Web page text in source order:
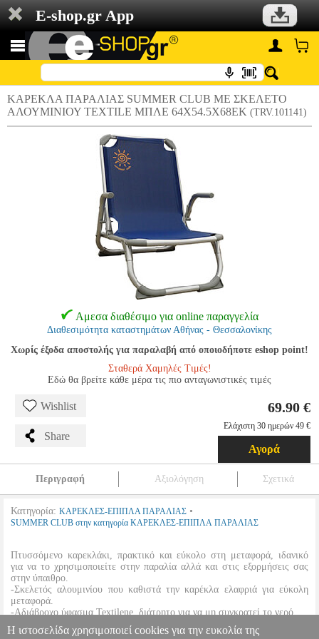
E-shop.gr App
ΚΑΡΕΚΛΑ ΠΑΡΑΛΙΑΣ SUMMER CLUB ME ΣΚΕΛΕΤΟ
ΑΛΟΥΜΙΝΙΟΥ TEXTILE ΜΠΛΕ 64X54.5X68ΕΚ (TRV.101141)
Αμεσα διαθέσιμο για online παραγγελία
Διαθεσιμότητα καταστημάτων Αθήνας - Θεσσαλονίκης
Χωρίς έξοδα αποστολής για παραλαβή από οποιοδήποτε eshop point!
Σταθερά Χαμηλές Τιμές!
Εδώ θα βρείτε κάθε μέρα τις πιο ανταγωνιστικές τιμές
Wishlist
Share
69.90 €
Ελάχιστη 30 ημερών 49 €
Αγορά
Περιγραφή Αξιολόγηση Σχετικά
Κατηγορία: ΚΑΡΕΚΛΕΣ-ΕΠΙΠΛΑ ΠΑΡΑΛΙΑΣ •
SUMMER CLUB στην κατηγορία ΚΑΡΕΚΛΕΣ-ΕΠΙΠΛΑ ΠΑΡΑΛΙΑΣ
Πτυσσόμενο καρεκλάκι, πρακτικό και εύκολο στη μεταφορά, ιδανικό
για να το χρησιμοποιείτε στην παραλία αλλά και στις εξορμήσεις σας
στην ύπαιθρο.
-Σκελετός αλουμινίου που καθιστά την καρέκλα ελαφριά για εύκολη
μεταφορά.
-Αδιάβροχο ύφασμα Textilene, διάτρητο για να μη συγκρατεί το νερό.
•
Διαστάσεις:
68 x 54.5 x 66 cm.
• Χρώμα:Μπλε.
Η ιστοσελίδα χρησιμοποιεί cookies για την ευκολία της